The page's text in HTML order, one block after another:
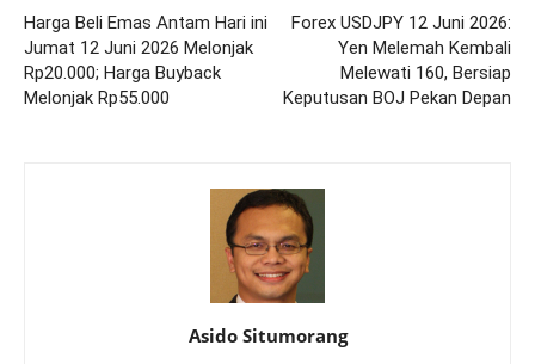
Harga Beli Emas Antam Hari ini
Jumat 12 Juni 2026 Melonjak
Rp20.000; Harga Buyback
Melonjak Rp55.000
Forex USDJPY 12 Juni 2026:
Yen Melemah Kembali
Melewati 160, Bersiap
Keputusan BOJ Pekan Depan
Asido Situmorang